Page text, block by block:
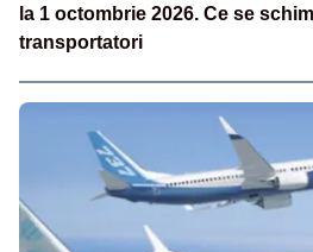
la 1 octombrie 2026. Ce se
transportatori